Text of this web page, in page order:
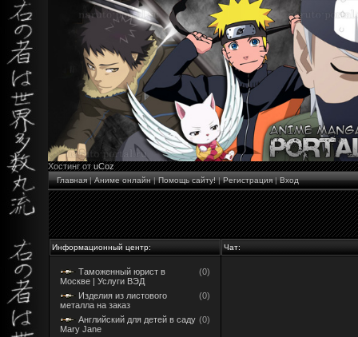
Хостинг отuCoz
Главная|Аниме онлайн|Помощь сайту!|Регистрация|Вход
Информационный центр: Чат:
Таможенный юрист в
Москве | Услуги ВЭД
(0)
Изделия из листового
металла на заказ
(0)
Английский для детей в саду
Mary Jane
(0)